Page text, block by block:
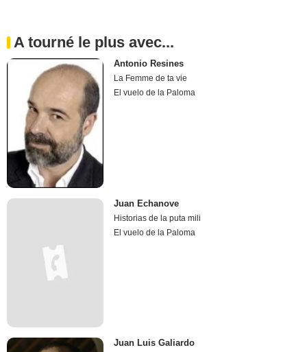
A tourné le plus avec...
Antonio Resines
La Femme de ta vie
El vuelo de la Paloma
Juan Echanove
Historias de la puta mili
El vuelo de la Paloma
Juan Luis Galiardo